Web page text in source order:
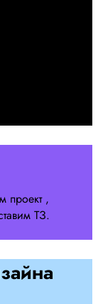
проект ,
ТЗ.